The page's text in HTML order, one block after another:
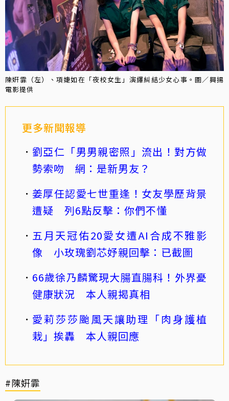
陳姸霏（左）、項婕如在「夜校女生」演繹糾結少女心事。圖／興揚
電影提供
更多新聞報導
劉亞仁「男男親密照」流出！對方做
勢索吻 網：是新男友？
姜厚任認愛七世重逢！女友學歷背景
遭疑 列6點反擊：你們不懂
五月天冠佑20愛女遭AI合成不雅影
像 小玫瑰劉芯妤親回擊：已截圖
66歲徐乃麟驚現大腸直腸科！外界憂
健康狀況 本人親揭真相
愛莉莎莎颱風天讓助理「肉身護植
栽」挨轟 本人親回應
#陳姸霏